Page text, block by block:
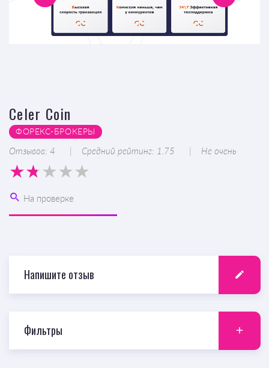
Celer Coin
ФОРЕКС-БРОКЕРЫ
Отзывов: 4 Средний рейтинг: 1.75 Не очень
На проверке
Напишите отзыв
Фильтры